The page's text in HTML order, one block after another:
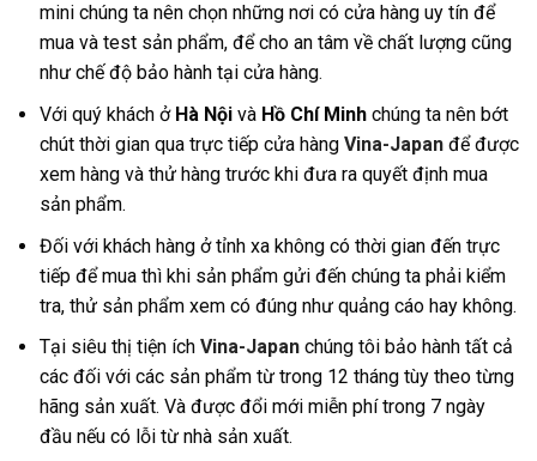
mini chúng ta nên chọn những nơi có cửa hàng uy tín để
mua và test sản phẩm, để cho an tâm về chất lượng cũng
như chế độ bảo hành tại cửa hàng.
Với quý khách ở Hà Nội và Hồ Chí Minh chúng ta nên bớt
chút thời gian qua trực tiếp cửa hàng Vina-Japan để được
xem hàng và thử hàng trước khi đưa ra quyết định mua
sản phẩm.
Đối với khách hàng ở tỉnh xa không có thời gian đến trực
tiếp để mua thì khi sản phẩm gửi đến chúng ta phải kiểm
tra, thử sản phẩm xem có đúng như quảng cáo hay không.
Tại siêu thị tiện ích Vina-Japan chúng tôi bảo hành tất cả
các đối với các sản phẩm từ trong 12 tháng tùy theo từng
hãng sản xuất. Và được đổi mới miễn phí trong 7 ngày
đầu nếu có lỗi từ nhà sản xuất.